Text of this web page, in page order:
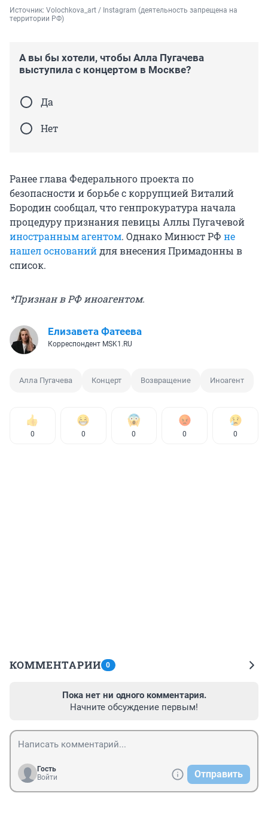
Источник: Volochkova_art / Instagram (деятельность запрещена на
территории РФ)
А вы бы хотели, чтобы Алла Пугачева
выступила с концертом в Москве?
Да
Нет
Ранее глава Федерального проекта по
безопасности и борьбе с коррупцией Виталий
Бородин сообщал, что генпрокуратура начала
процедуру признания певицы Аллы Пугачевой
иностранным агентом. Однако Минюст РФ не
нашел основанийдля внесения Примадонны в
список.
*Признан в РФ иноагентом.
Елизавета Фатеева
Корреспондент MSK1.RU
Алла Пугачева Концерт Возвращение Иноагент
0 0 0 0 0
КОММЕНТАРИИ 0
Пока нет ни одного комментария.
Начните обсуждение первым!
Гость
Войти
Отправить